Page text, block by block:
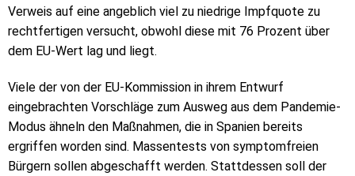
Verweis auf eine angeblich viel zu niedrige Impfquote zu
rechtfertigen versucht, obwohl diese mit 76 Prozent über
dem EU-Wert lag und liegt.
Viele der von der EU-Kommission in ihrem Entwurf
eingebrachten Vorschläge zum Ausweg aus dem Pandemie-
Modus ähneln den Maßnahmen, die in Spanien bereits
ergriffen worden sind. Massentests von symptomfreien
Bürgern sollen abgeschafft werden. Stattdessen soll der